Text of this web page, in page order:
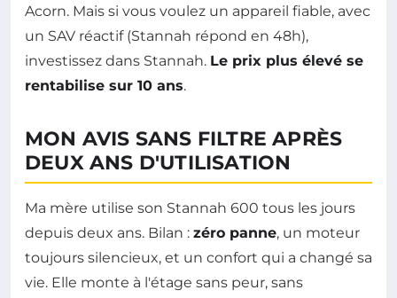
Acorn. Mais si vous voulez un appareil fiable, avec
un SAV réactif (Stannah répond en 48h),
investissez dans Stannah. Le prix plus élevé se
rentabilise sur 10 ans.
MON AVIS SANS FILTRE APRÈS
DEUX ANS D'UTILISATION
Ma mère utilise son Stannah 600 tous les jours
depuis deux ans. Bilan : zéro panne, un moteur
toujours silencieux, et un confort qui a changé sa
vie. Elle monte à l'étage sans peur, sans